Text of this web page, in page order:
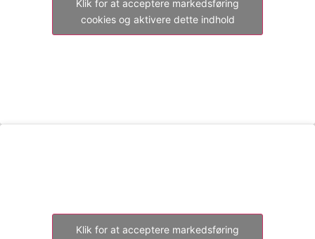
Klik for at acceptere markedsføring
cookies og aktivere dette indhold
Klik for at acceptere markedsføring